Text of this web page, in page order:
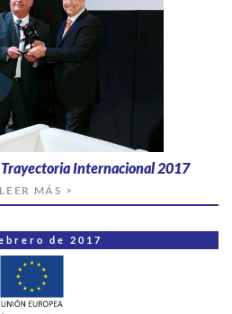
Trayectoria Internacional 2017
MÁS >
de 2017